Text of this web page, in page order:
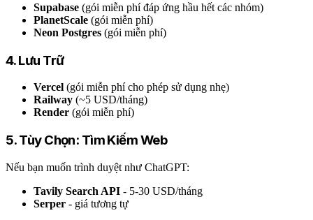
Supabase (gói miễn phí đáp ứng hầu hết các nhóm)
PlanetScale (gói miễn phí)
Neon Postgres (gói miễn phí)
4. Lưu Trữ
Vercel (gói miễn phí cho phép sử dụng nhẹ)
Railway (~5 USD/tháng)
Render (gói miễn phí)
5. Tùy Chọn: Tìm Kiếm Web
Nếu bạn muốn trình duyệt như ChatGPT:
Tavily Search API - 5-30 USD/tháng
Serper - giá tương tự